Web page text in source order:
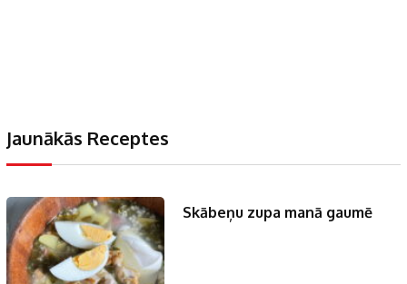
Jaunākās Receptes
Skābeņu zupa manā gaumē